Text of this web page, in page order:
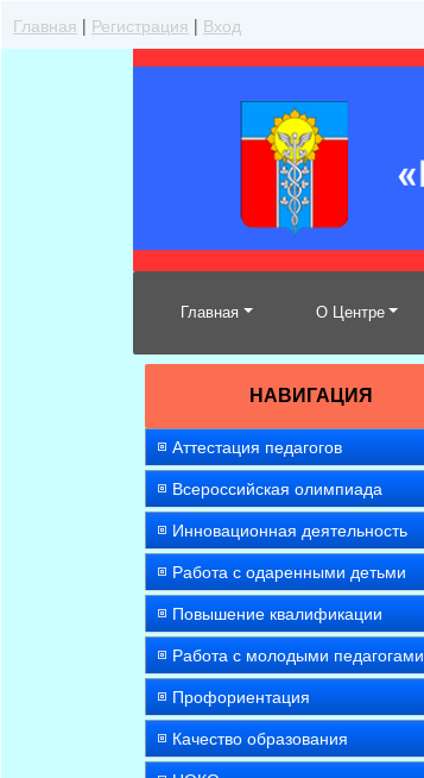
Главная | Регистрация | Вход
Главная О Центре
НАВИГАЦИЯ
Аттестация педагогов
Всероссийская олимпиада
Инновационная деятельность
Работа с одаренными детьми
Повышение квалификации
Работа с молодыми педагогами
Профориентация
Качество образования